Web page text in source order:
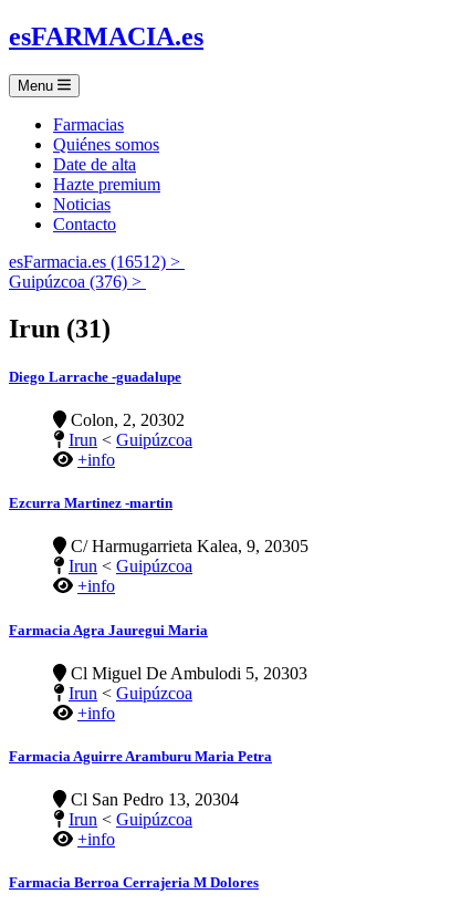
esFARMACIA.es
Menu
Farmacias
Quiénes somos
Date de alta
Hazte premium
Noticias
Contacto
esFarmacia.es (16512) >
Guipúzcoa (376) >
Irun (31)
Diego Larrache -guadalupe
Colon, 2, 20302
Irun < Guipúzcoa
+info
Ezcurra Martinez -martin
C/ Harmugarrieta Kalea, 9, 20305
Irun < Guipúzcoa
+info
Farmacia Agra Jauregui Maria
Cl Miguel De Ambulodi 5, 20303
Irun < Guipúzcoa
+info
Farmacia Aguirre Aramburu Maria Petra
Cl San Pedro 13, 20304
Irun < Guipúzcoa
+info
Farmacia Berroa Cerrajeria M Dolores